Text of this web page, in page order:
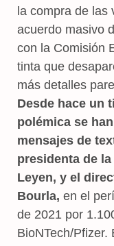
la compra de las
acuerdo masivo
con la Comisión
tinta que
más detalles
Desde hace un
polémica se
mensajes de
presidenta de
Leyen, y el
Bourla, en el
de 2021 por
BioNTech/Pfizer.